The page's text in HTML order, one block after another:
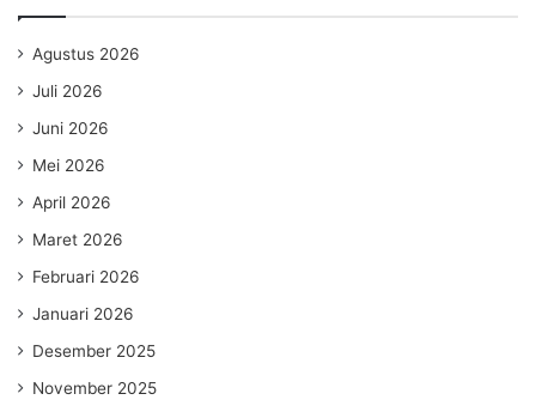
Agustus 2026
Juli 2026
Juni 2026
Mei 2026
April 2026
Maret 2026
Februari 2026
Januari 2026
Desember 2025
November 2025